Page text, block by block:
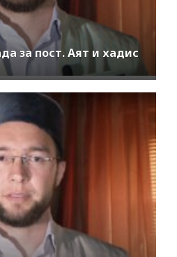
за пост. Аят и хадис